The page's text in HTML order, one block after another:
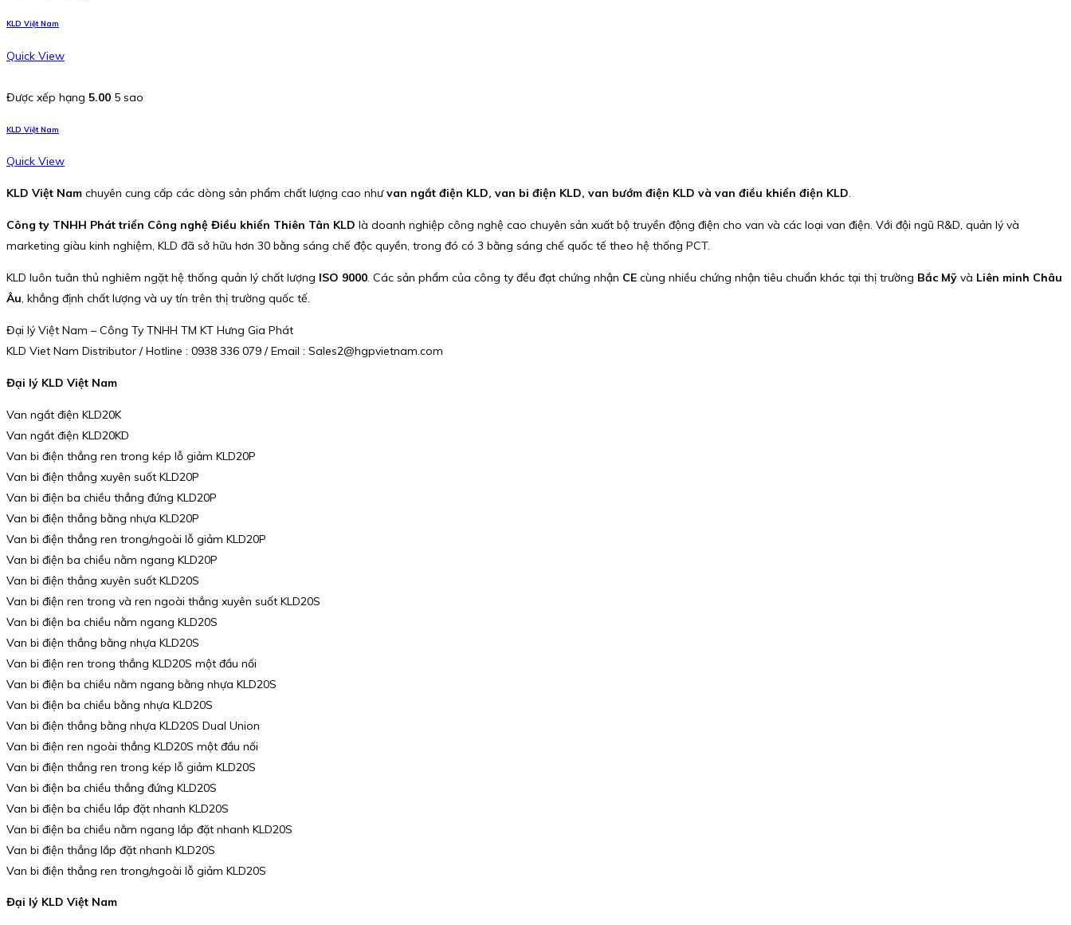
KLD Việt Nam
Quick View
Được xếp hạng 5.00 5 sao
KLD Việt Nam
Quick View
KLD Việt Nam chuyên cung cấp các dòng sản phẩm chất lượng cao nhưvan ngắt điện KLD, van bi điện KLD, van bướm điện KLD và van điều khiển điện KLD.
Công ty TNHH Phát triển Công nghệ Điều khiển Thiên Tân KLD là doanh nghiệp công nghệ cao chuyên sản xuất bộ truyền động điện cho van và các loại van điện. Với đội ngũ R&D, quản lý và
marketing giàu kinh nghiệm, KLD đã sở hữu hơn 30 bằng sáng chế độc quyền, trong đó có 3 bằng sáng chế quốc tế theo hệ thống PCT.
KLD luôn tuân thủ nghiêm ngặt hệ thống quản lý chất lượng ISO 9000. Các sản phẩm của công ty đều đạt chứng nhận CE cùng nhiều chứng nhận tiêu chuẩn khác tại thị trường Bắc Mỹ và Liên minh Châu
Âu, khẳng định chất lượng và uy tín trên thị trường quốc tế.
Đại lý Việt Nam – Công Ty TNHH TM KT Hưng Gia Phát
KLD Viet Nam Distributor / Hotline : 0938 336 079 / Email : Sales2@hgpvietnam.com
Đại lý KLD Việt Nam
Van ngắt điện KLD20K
Van ngắt điện KLD20KD
Van bi điện thẳng ren trong kép lỗ giảm KLD20P
Van bi điện thẳng xuyên suốt KLD20P
Van bi điện ba chiều thẳng đứng KLD20P
Van bi điện thẳng bằng nhựa KLD20P
Van bi điện thẳng ren trong/ngoài lỗ giảm KLD20P
Van bi điện ba chiều nằm ngang KLD20P
Van bi điện thẳng xuyên suốt KLD20S
Van bi điện ren trong và ren ngoài thẳng xuyên suốt KLD20S
Van bi điện ba chiều nằm ngang KLD20S
Van bi điện thẳng bằng nhựa KLD20S
Van bi điện ren trong thẳng KLD20S một đầu nối
Van bi điện ba chiều nằm ngang bằng nhựa KLD20S
Van bi điện ba chiều bằng nhựa KLD20S
Van bi điện thẳng bằng nhựa KLD20S Dual Union
Van bi điện ren ngoài thẳng KLD20S một đầu nối
Van bi điện thẳng ren trong kép lỗ giảm KLD20S
Van bi điện ba chiều thẳng đứng KLD20S
Van bi điện ba chiều lắp đặt nhanh KLD20S
Van bi điện ba chiều nằm ngang lắp đặt nhanh KLD20S
Van bi điện thẳng lắp đặt nhanh KLD20S
Van bi điện thẳng ren trong/ngoài lỗ giảm KLD20S
Đại lý KLD Việt Nam